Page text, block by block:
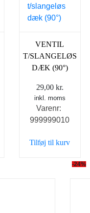
VENTIL
T/SLANGELØS
DÆK (90°)
29,00 kr.
inkl. moms
Varenr:
999999010
Tilføj til kurv
-24%